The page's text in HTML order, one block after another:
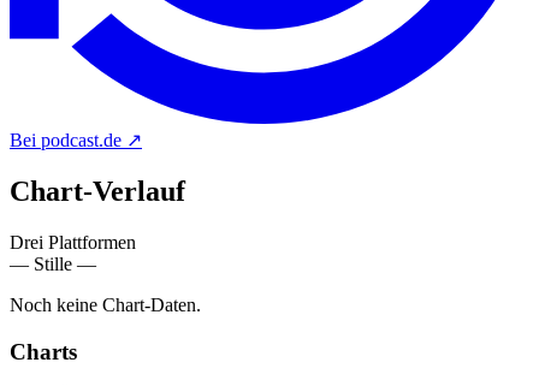
Bei podcast.de ↗
Chart-Verlauf
Drei Plattformen
— Stille —
Noch keine Chart-Daten.
Charts